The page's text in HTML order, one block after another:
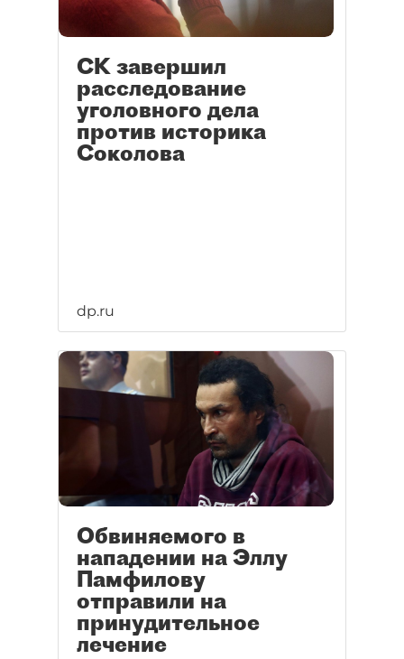
СК завершил
расследование
уголовного дела
против историка
Соколова
dp.ru
Обвиняемого в
нападении на Эллу
Памфилову
отправили на
принудительное
лечение